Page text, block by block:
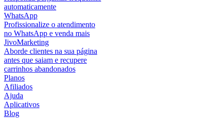
automaticamente
WhatsApp
Profissionalize o atendimento
no WhatsApp e venda mais
JivoMarketing
Aborde clientes na sua página
antes que saiam e recupere
carrinhos abandonados
Planos
Afiliados
Ajuda
Aplicativos
Blog